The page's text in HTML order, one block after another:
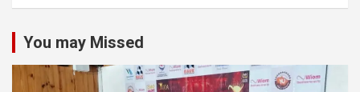
You may Missed